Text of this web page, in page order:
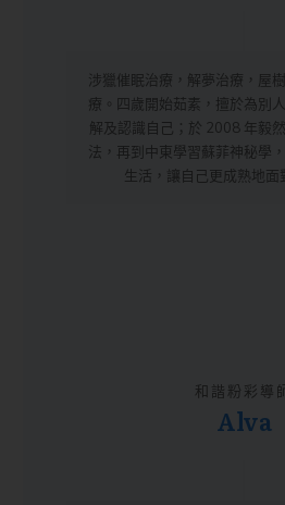
涉獵催眠治療，解夢治療，屋
療。四歲開始茹素，擅於為別
解及認識自己；於 2008 年毅
法，再到中東學習蘇菲神秘學
生活，讓自己更成熟地面
和諧粉彩導
Alva